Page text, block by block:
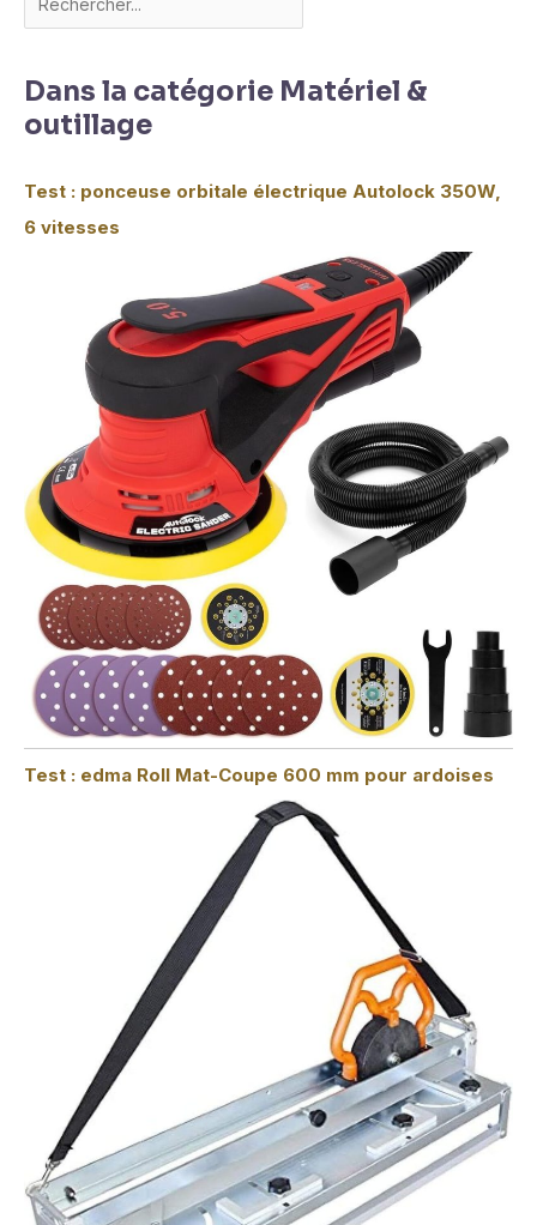
Dans la catégorie Matériel &
outillage
Test : ponceuse orbitale électrique Autolock 350W,
6 vitesses
Test : edma Roll Mat-Coupe 600 mm pour ardoises